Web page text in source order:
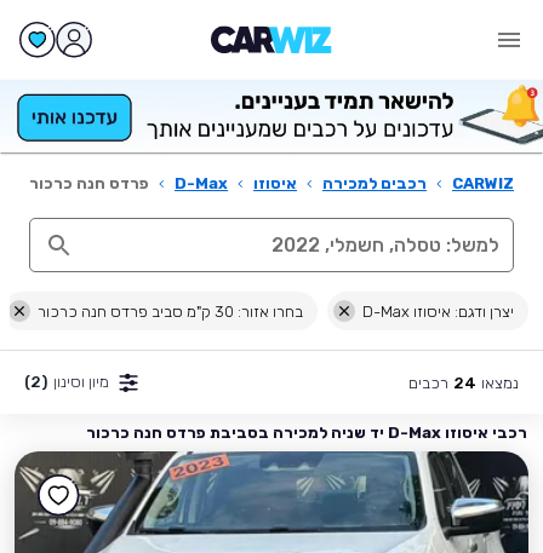
CARWIZ
› רכבים למכירה › איסוזו ›
D-Max
› פרדס חנה כרכור
יצרן ודגם: איסוזו D-Max בחרו אזור: 30 ק"מ סביב פרדס חנה כרכור
נמצאו 24 רכבים מיון וסינון (2)
רכבי איסוזו D-Max יד שניה למכירה בסביבת פרדס חנה כרכור